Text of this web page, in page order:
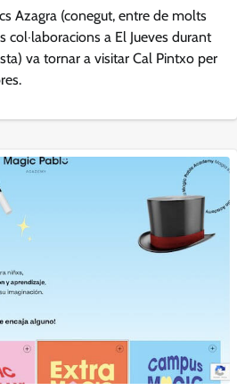
Azagra (conegut, entre de molts
col·laboracions a El Jueves durant
va tornar a visitar Cal Pintxo per